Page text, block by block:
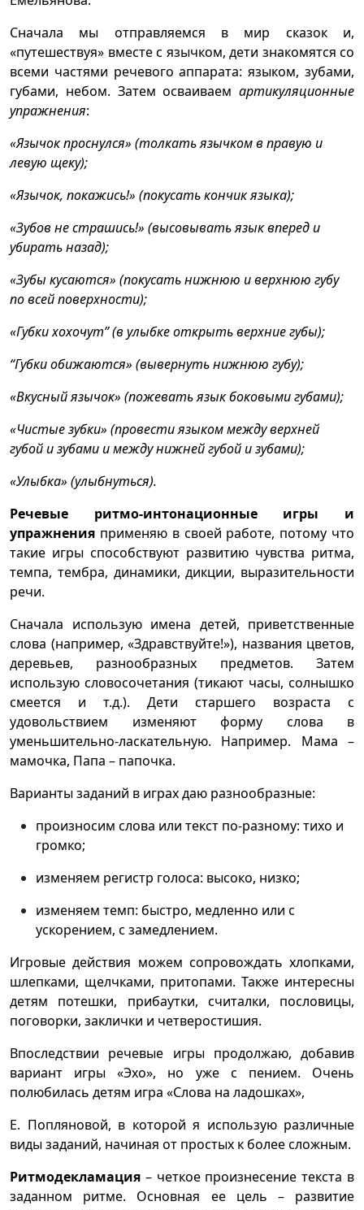
Сначала мы отправляемся в мир сказок и,
«путешествуя» вместе с язычком, дети знакомятся со
всеми частями речевого аппарата: языком, зубами,
губами, небом. Затем осваиваем артикуляционные
упражнения:
«Язычок проснулся» (толкать язычком в правую и
левую щеку);
«Язычок, покажись!» (покусать кончик языка);
«Зубов не страшись!» (высовывать язык вперед и
убирать назад);
«Зубы кусаются» (покусать нижнюю и верхнюю губу
по всей поверхности);
«Губки хохочут” (в улыбке открыть верхние губы);
“Губки обижаются» (вывернуть нижнюю губу);
«Вкусный язычок» (пожевать язык боковыми губами);
«Чистые зубки» (провести языком между верхней
губой и зубами и между нижней губой и зубами);
«Улыбка» (улыбнуться).
Речевые ритмо-интонационные игры и
упражнения применяю в своей работе, потому что
такие игры способствуют развитию чувства ритма,
темпа, тембра, динамики, дикции, выразительности
речи.
Сначала использую имена детей, приветственные
слова (например, «Здравствуйте!»), названия цветов,
деревьев, разнообразных предметов. Затем
использую словосочетания (тикают часы, солнышко
смеется и т.д.). Дети старшего возраста с
удовольствием изменяют форму слова в
уменьшительно-ласкательную. Например. Мама –
мамочка, Папа – папочка.
Варианты заданий в играх даю разнообразные:
произносим слова или текст по-разному: тихо и
громко;
изменяем регистр голоса: высоко, низко;
изменяем темп: быстро, медленно или с
ускорением, с замедлением.
Игровые действия можем сопровождать хлопками,
шлепками, щелчками, притопами. Также интересны
детям потешки, прибаутки, считалки, пословицы,
поговорки, заклички и четверостишия.
Впоследствии речевые игры продолжаю, добавив
вариант игры «Эхо», но уже с пением. Очень
полюбилась детям игра «Слова на ладошках»,
Е. Попляновой, в которой я использую различные
виды заданий, начиная от простых к более сложным.
Ритмодекламация – четкое произнесение текста в
заданном ритме. Основная ее цель – развитие